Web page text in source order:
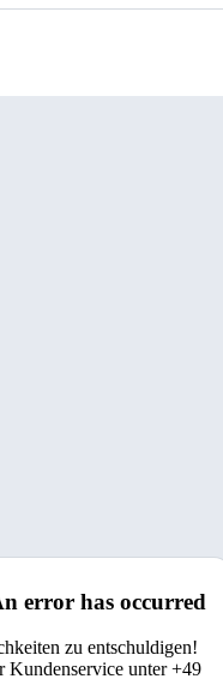
error has occurred
zu entschuldigen!
Kundenservice unter +49